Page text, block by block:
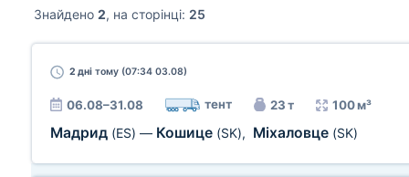
Знайдено 2, на сторінці: 25
2 дні тому (07:34 03.08)
06.08–31.08 тент 23 т 100 м³
Мадрид (ES) — Кошице (SK), Міхаловце (SK)